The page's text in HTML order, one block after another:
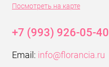
Посмотреть на карте
+7 (993) 926-05-40
Email: info@florancia.ru